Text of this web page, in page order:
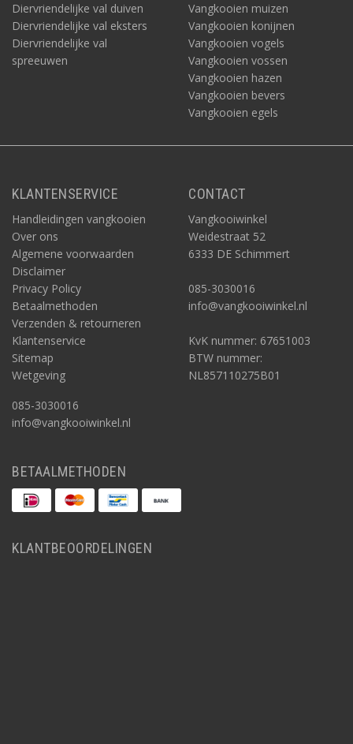
Diervriendelijke val duiven
Diervriendelijke val eksters
Diervriendelijke val
spreeuwen
Vangkooien muizen
Vangkooien konijnen
Vangkooien vogels
Vangkooien vossen
Vangkooien hazen
Vangkooien bevers
Vangkooien egels
KLANTENSERVICE
Handleidingen vangkooien
Over ons
Algemene voorwaarden
Disclaimer
Privacy Policy
Betaalmethoden
Verzenden & retourneren
Klantenservice
Sitemap
Wetgeving
085-3030016
info@vangkooiwinkel.nl
CONTACT
Vangkooiwinkel
Weidestraat 52
6333 DE Schimmert
085-3030016
info@vangkooiwinkel.nl
KvK nummer: 67651003
BTW nummer:
NL857110275B01
BETAALMETHODEN
KLANTBEOORDELINGEN